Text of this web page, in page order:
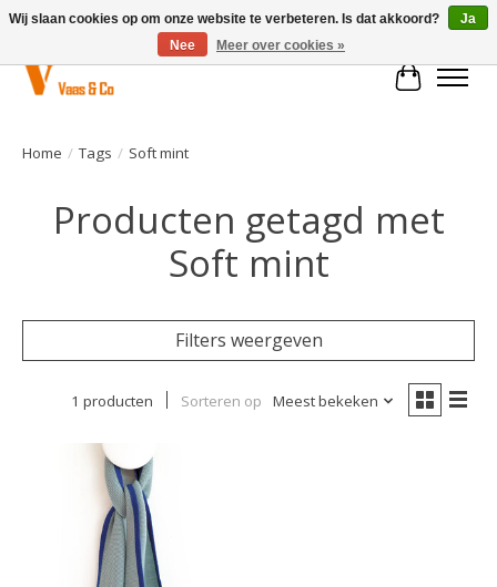
Home / Tags / Soft mint
Producten getagd met
Soft mint
Filters weergeven
1 producten Sorteren op Meest bekeken
Wij slaan cookies op om onze website te verbeteren. Is dat akkoord?
Ja
Nee
Meer over cookies »